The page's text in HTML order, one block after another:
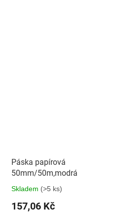
Páska papírová
50mm/50m,modrá
Skladem (>5 ks)
157,06 Kč